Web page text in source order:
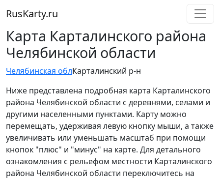
RusKarty.ru
Карта Карталинского района
Челябинской области
Челябинская облКарталинский р-н
Ниже представлена подробная карта Карталинского
района Челябинской области с деревнями, селами и
другими населенными пунктами. Карту можно
перемещать, удерживая левую кнопку мыши, а также
увеличивать или уменьшать масштаб при помощи
кнопок "плюс" и "минус" на карте. Для детального
ознакомления с рельефом местности Карталинского
района Челябинской области переключитесь на